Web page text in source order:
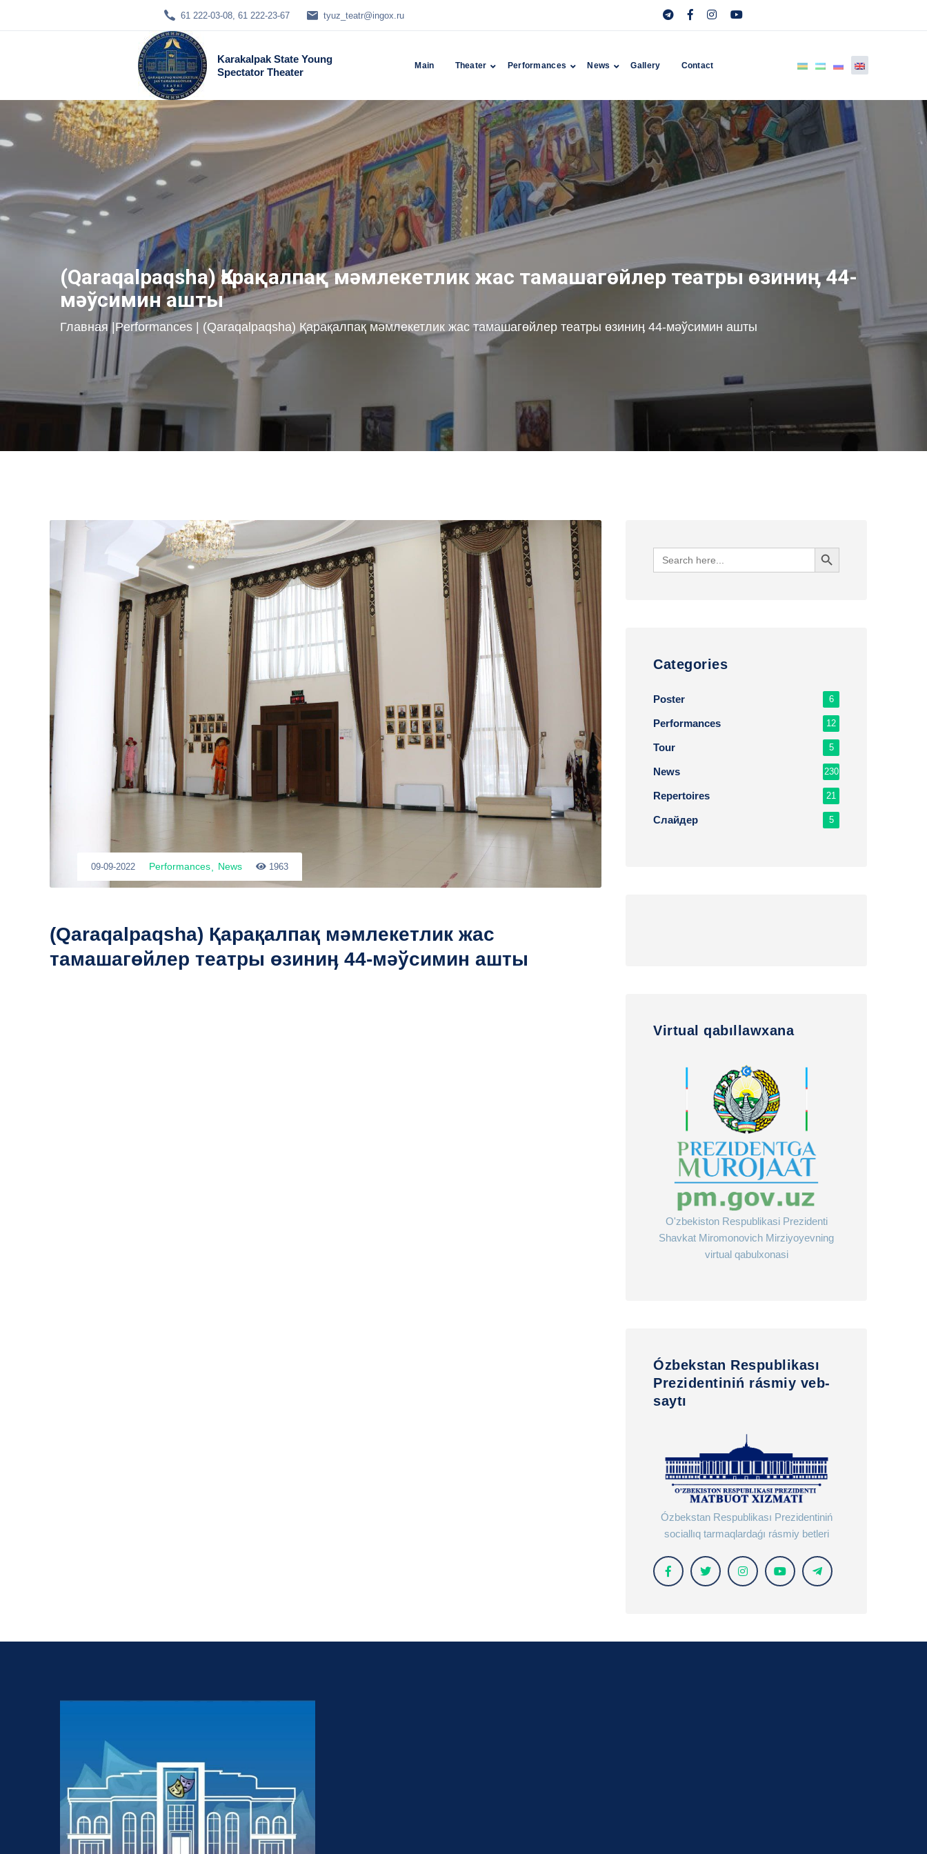
61 222-03-08, 61 222-23-67 tyuz_teatr@ingox.ru
Karakalpak State Young
Spectator Theater
Main Theater Performances News Gallery Contact
(Qaraqalpaqsha) Қарақалпақ мәмлекетлик жас тамашагөйлер театры өзиниӊ 44-
мәўсимин ашты
Главная Performances | (Qaraqalpaqsha) Қарақалпақ мәмлекетлик жас тамашагөйлер театры өзиниӊ 44-мәўсимин ашты
09-09-2022 Performances News 1963
(Qaraqalpaqsha) Қарақалпақ мәмлекетлик жас
тамашагөйлер театры өзиниӊ 44-мәўсимин ашты
Search
for:
Search Button
Сategories
Poster 6
Performances 12
Tour 5
News 230
Repertoires 21
Слайдер 5
Virtual qabıllawxana
O'zbekiston Respublikasi Prezidenti
Shavkat Miromonovich Mirziyoyevning
virtual qabulxonasi
Ózbekstan Respublikası
Prezidentiniń rásmiy veb-
saytı
Ózbekstan Respublikası Prezidentiniń
sociallıq tarmaqlardaǵı rásmiy betleri